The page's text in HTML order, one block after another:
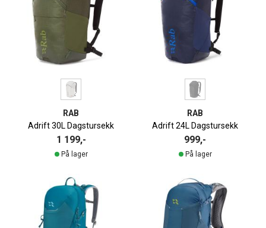
RAB
Adrift 30L Dagstursekk
1 199,-
På lager
RAB
Adrift 24L Dagstursekk
999,-
På lager